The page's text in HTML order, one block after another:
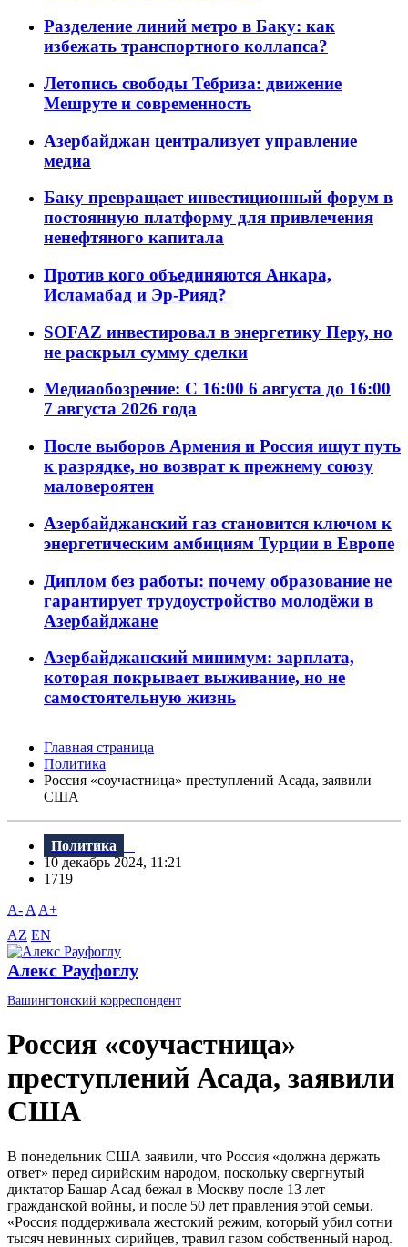
Разделение линий метро в Баку: как
избежать транспортного коллапса?
Летопись свободы Тебриза: движение
Мешруте и современность
Азербайджан централизует управление
медиа
Баку превращает инвестиционный форум в
постоянную платформу для привлечения
ненефтяного капитала
Против кого объединяются Анкара,
Исламабад и Эр-Рияд?
SOFAZ инвестировал в энергетику Перу, но
не раскрыл сумму сделки
Медиаобозрение: С 16:00 6 августа до 16:00
7 августа 2026 года
После выборов Армения и Россия ищут путь
к разрядке, но возврат к прежнему союзу
маловероятен
Азербайджанский газ становится ключом к
энергетическим амбициям Турции в Европе
Диплом без работы: почему образование не
гарантирует трудоустройство молодёжи в
Азербайджане
Азербайджанский минимум: зарплата,
которая покрывает выживание, но не
самостоятельную жизнь
Главная страница
Политика
Россия «соучастница» преступлений Асада, заявили
США
Политика
10 декабрь 2024, 11:21
1719
A- A A+
AZ EN
Алекс Рауфоглу
Вашингтонский корреспондент
Россия «соучастница»
преступлений Асада, заявили
США
В понедельник США заявили, что Россия «должна держать
ответ» перед сирийским народом, поскольку свергнутый
диктатор Башар Асад бежал в Москву после 13 лет
гражданской войны, и после 50 лет правления этой семьи.
«Россия поддерживала жестокий режим, который убил сотни
тысяч невинных сирийцев, травил газом собственный народ.